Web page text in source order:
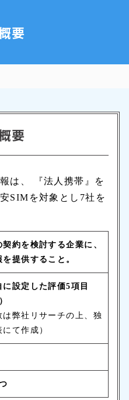
要
要
は、 『法人携帯』を
SIMを対象とし7社を
約を検討する企業に、
提供すること。
設定した評価5項目
は弊社リサーチの上、独
て作成）